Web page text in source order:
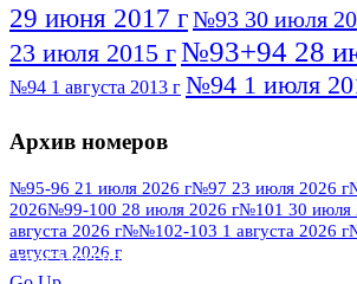
29 июня 2017 г№93 30 июля
23 июля 2015 г№93+94 28
№94 1 августа 2013 г №94 1 июля
№95 7 августа 2012 г
№95 28 июля 2016 г
2013 г№96 6 июля 2017 г№96
2012 г №96 28 июля 2015 г
Архив номеров
№95-96 21 июля 2026 г№97 23 июля 2026 г
2026№99-100 28 июля 2026 г№101 30 июля
августа 2026 г№№102-103 1 августа 2026 г
августа 2026 г
ПОСМОТРЕТЬ ВСЕ